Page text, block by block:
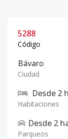
5288
Código
Bávaro
Ciudad
Desde 2
Habitaciones
Desde 2
Parqueos